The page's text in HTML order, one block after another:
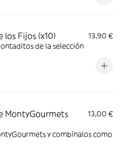
los Fijos (x10)
13,90 €
de la selección
MontyGourmets
13,00 €
y combínalos como